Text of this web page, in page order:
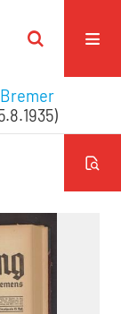
Bremer